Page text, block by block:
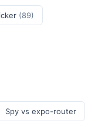
(89)
Spy vs expo-router